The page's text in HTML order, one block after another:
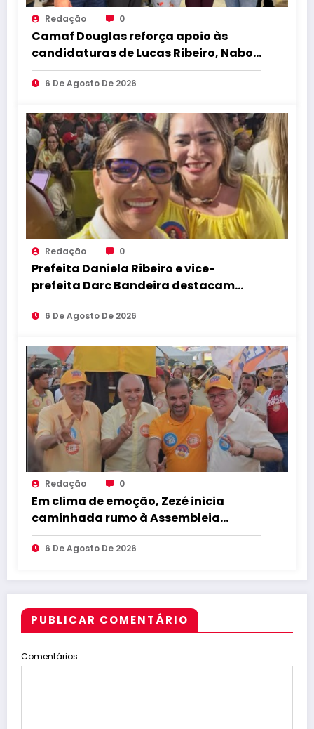
Redação 0
Camaf Douglas reforça apoio às
candidaturas de Lucas Ribeiro, Nabor,
Hugo Motta e Danielle do Vale
durante convenção
6 De Agosto De 2026
Redação 0
Prefeita Daniela Ribeiro e vice-
prefeita Darc Bandeira destacam
apoio a Lucas Ribeiro durante
convenção e afirmam confiança na
6 De Agosto De 2026
Redação 0
Em clima de emoção, Zezé inicia
caminhada rumo à Assembleia
Legislativa como candidato a
deputado estadual
6 De Agosto De 2026
PUBLICAR COMENTÁRIO
Comentários